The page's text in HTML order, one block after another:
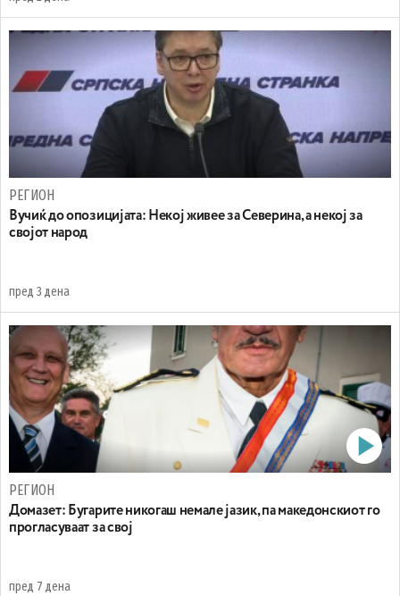
РЕГИОН
Вучиќ до опозицијата: Некој живее за Северина, а некој за
својот народ
пред 3 дена
РЕГИОН
Домазет: Бугарите никогаш немале јазик, па македонскиот го
прогласуваат за свој
пред 7 дена